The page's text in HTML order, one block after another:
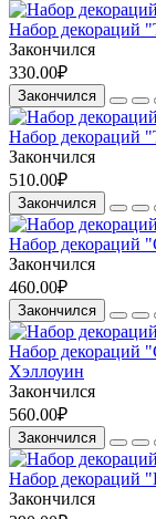
Набор декораций
Закончился
330.00₽
Закончился
Набор декораций
Закончился
510.00₽
Закончился
Набор декораций
Закончился
460.00₽
Закончился
Набор декораций
Хэллоуин
Закончился
560.00₽
Закончился
Набор декораций
Закончился